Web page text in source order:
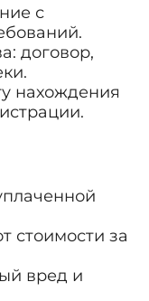
с
договор,
нахождения
стоимости за
вред и